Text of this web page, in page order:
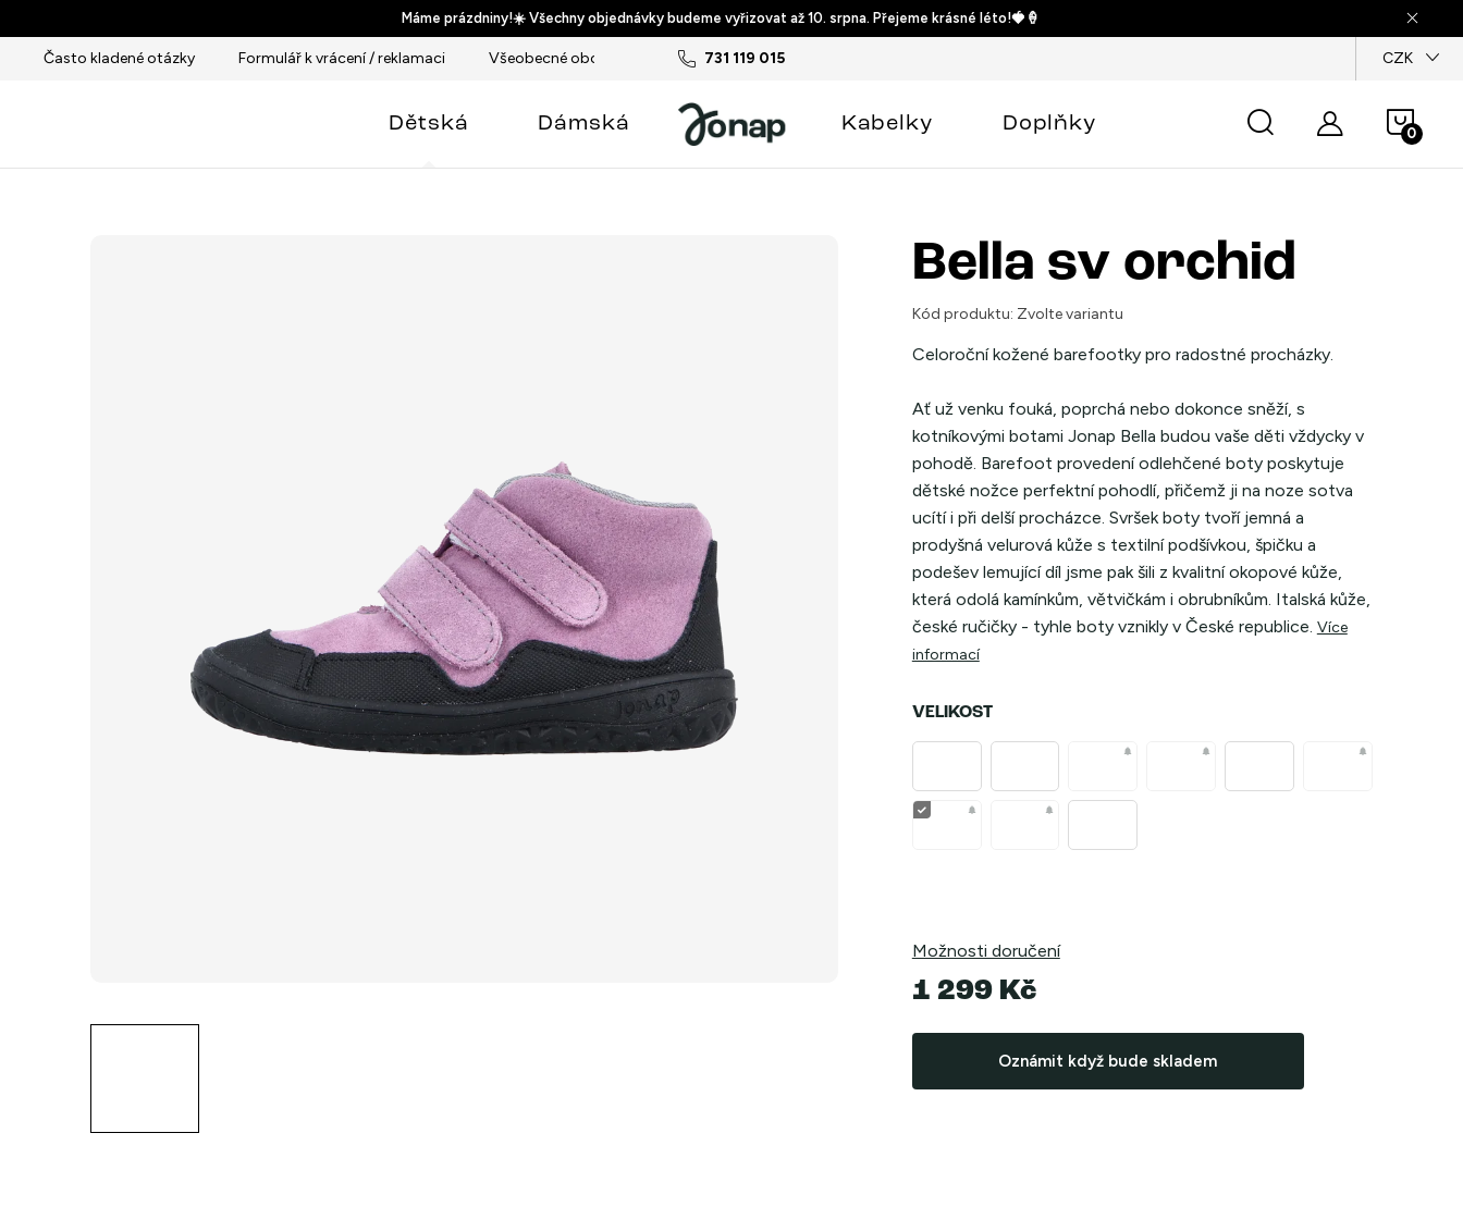
na
obsah
Máme prázdniny!☀️ Všechny objednávky budeme vyřizovat až 10. srpna. Přejeme krásné léto!🍓🍦
731 119 015
Často kladené otázky Formulář k vrácení / reklamaci Všeobecné obchodní podmínky Podmínky ochrany osobních údajů CZK
košík
Dětská Dámská Kabelky Doplňky
Bella sv orchid
Kód produktu: Zvolte variantu
Celoroční kožené barefootky pro radostné procházky.
Ať už venku fouká, poprchá nebo dokonce sněží, s
kotníkovými botami Jonap Bella budou vaše děti vždycky v
pohodě. Barefoot provedení odlehčené boty poskytuje
dětské nožce perfektní pohodlí, přičemž ji na noze sotva
ucítí i při delší procházce. Svršek boty tvoří jemná a
prodyšná velurová kůže s textilní podšívkou, špičku a
podešev lemující díl jsme pak šili z kvalitní okopové kůže,
která odolá kamínkům, větvičkám i obrubníkům. Italská kůže,
české ručičky - tyhle boty vznikly v České republice. Více
informací
VELIKOST
Možnosti doručení
1 299 Kč
Oznámit když bude skladem